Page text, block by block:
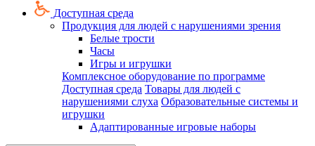
Доступная среда
Продукция для людей с нарушениями зрения
Белые трости
Часы
Игры и игрушки
Комплексное оборудование по программе
Доступная среда Товары для людей с
нарушениями слуха Образовательные системы и
игрушки
Адаптированные игровые наборы